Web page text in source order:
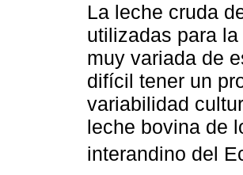
La leche cruda
utilizadas para
muy variada de
difícil tener un
variabilidad
leche bovina de
interandino del